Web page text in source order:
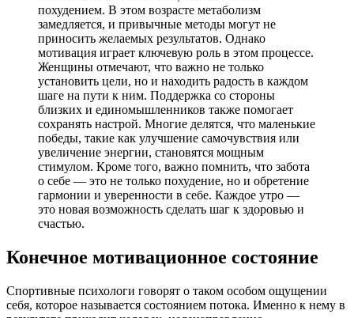
похудением. В этом возрасте метаболизм
замедляется, и привычные методы могут не
приносить желаемых результатов. Однако
мотивация играет ключевую роль в этом процессе.
Женщины отмечают, что важно не только
установить цели, но и находить радость в каждом
шаге на пути к ним. Поддержка со стороны
близких и единомышленников также помогает
сохранять настрой. Многие делятся, что маленькие
победы, такие как улучшение самочувствия или
увеличение энергии, становятся мощным
стимулом. Кроме того, важно помнить, что забота
о себе — это не только похудение, но и обретение
гармонии и уверенности в себе. Каждое утро —
это новая возможность сделать шаг к здоровью и
счастью.
Конечное мотивационное состояние
Спортивные психологи говорят о таком особом ощущении
себя, которое называется состоянием потока. Именно к нему в